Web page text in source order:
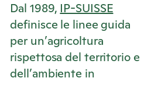
Dal 1989, IP-SUISSE
definisce le linee guida
per un’agricoltura
rispettosa del territorio e
dell’ambiente in